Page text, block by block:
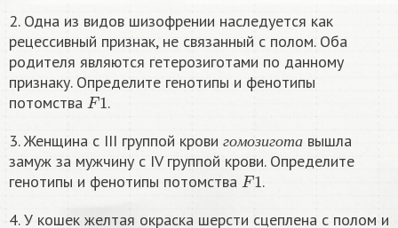
2. Одна из видов шизофрении наследуется как
рецессивный признак, не связанный с полом. Оба
родителя являются гетерозиготами по данному
признаку. Определите генотипы и фенотипы
потомства F1.
3. Женщина с III группой крови
г ом о з и г о т а
вышла
замуж за мужчину с IV группой крови. Определите
генотипы и фенотипы потомства F1.
4. У кошек желтая окраска шерсти сцеплена с полом и